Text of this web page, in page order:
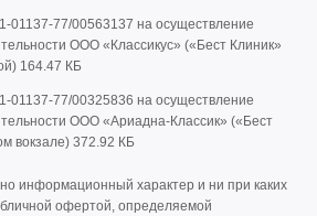
77/00563137 на осуществление
ООО «Классикус» («Бест Клиник»
164.47 КБ
77/00325836 на осуществление
ООО «Ариадна-Классик» («Бест
вокзале) 372.92 КБ
информационный характер и ни при каких
офертой, определяемой